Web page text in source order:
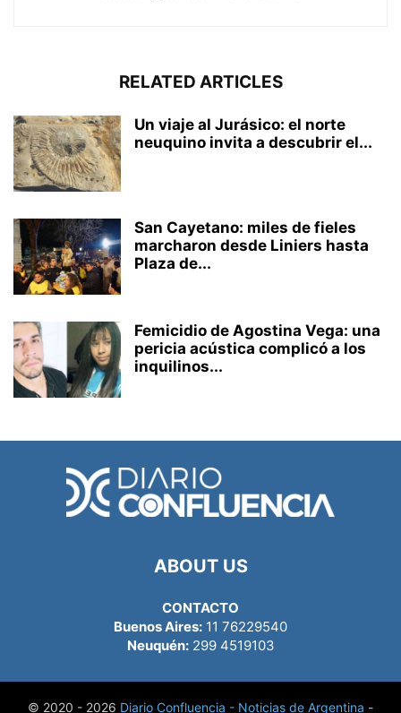
RELATED ARTICLES
Un viaje al Jurásico: el norte
neuquino invita a descubrir el...
San Cayetano: miles de fieles
marcharon desde Liniers hasta
Plaza de...
Femicidio de Agostina Vega: una
pericia acústica complicó a los
inquilinos...
ABOUT US
CONTACTO
Buenos Aires: 11 76229540
Neuquén:299 4519103
© 2020 - 2026 Diario Confluencia - Noticias de Argentina -